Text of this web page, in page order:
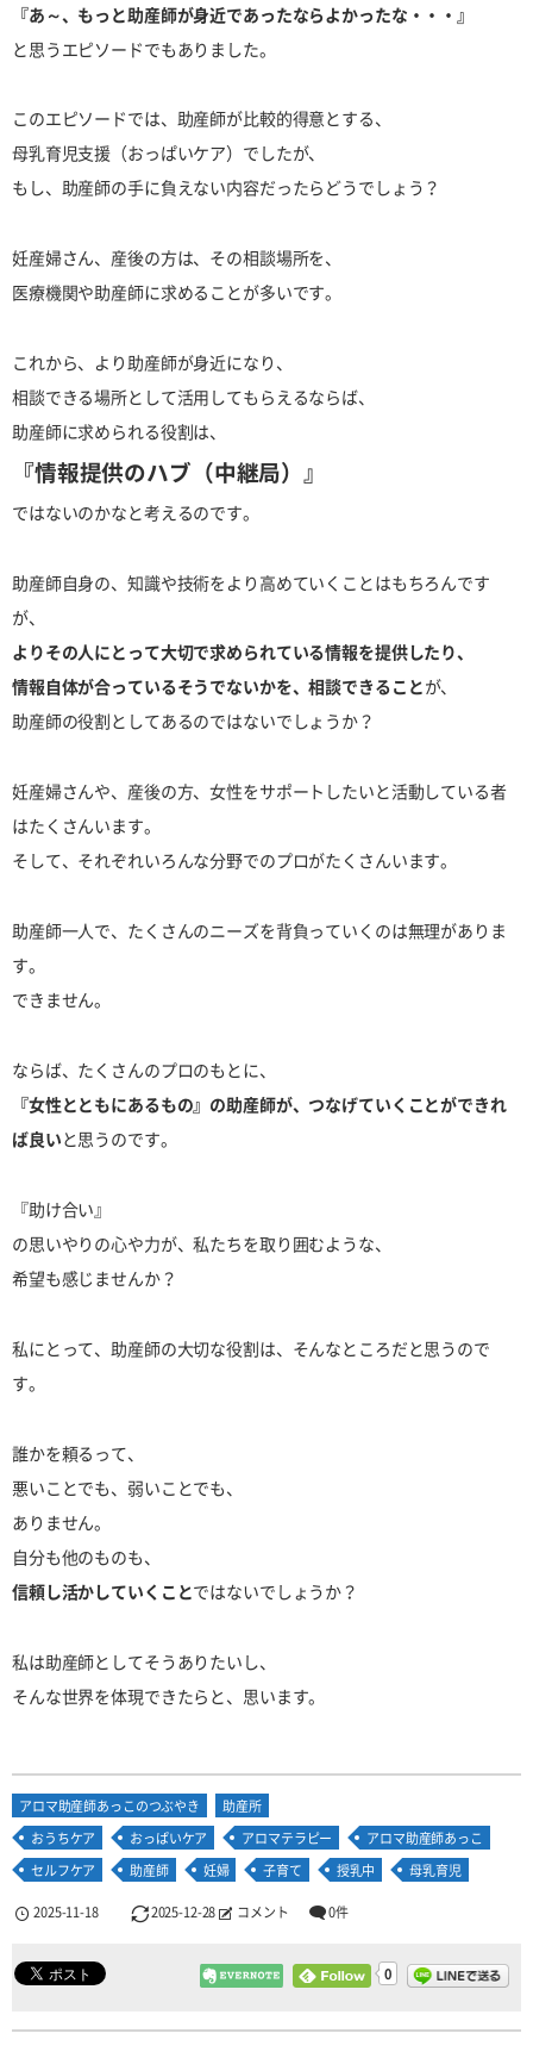
『あ～、もっと助産師が身近であったならよかったな・・・』
と思うエピソードでもありました。
このエピソードでは、助産師が比較的得意とする、
母乳育児支援（おっぱいケア）でしたが、
もし、助産師の手に負えない内容だったらどうでしょう？
妊産婦さん、産後の方は、その相談場所を、
医療機関や助産師に求めることが多いです。
これから、より助産師が身近になり、
相談できる場所として活用してもらえるならば、
助産師に求められる役割は、
『情報提供のハブ（中継局）』
ではないのかなと考えるのです。
助産師自身の、知識や技術をより高めていくことはもちろんです
が、
よりその人にとって大切で求められている情報を提供したり、
情報自体が合っているそうでないかを、相談できることが、
助産師の役割としてあるのではないでしょうか？
妊産婦さんや、産後の方、女性をサポートしたいと活動している者
はたくさんいます。
そして、それぞれいろんな分野でのプロがたくさんいます。
助産師一人で、たくさんのニーズを背負っていくのは無理がありま
す。
できません。
ならば、たくさんのプロのもとに、
『女性とともにあるもの』の助産師が、つなげていくことができれ
ば良いと思うのです。
『助け合い』
の思いやりの心や力が、私たちを取り囲むような、
希望も感じませんか？
私にとって、助産師の大切な役割は、そんなところだと思うので
す。
誰かを頼るって、
悪いことでも、弱いことでも、
ありません。
自分も他のものも、
信頼し活かしていくことではないでしょうか？
私は助産師としてそうありたいし、
そんな世界を体現できたらと、思います。
アロマ助産師あっこのつぶやき
助産所
おうちケア
おっぱいケア アロマテラピー
アロマ助産師あっこ
セルフケア
助産師 妊婦 子育て 授乳中 母乳育児
2025-11-18 2025-12-28 コメント 0件
0